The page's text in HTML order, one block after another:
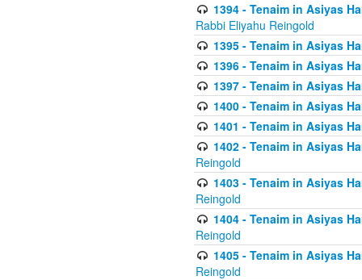
1394 - Tenaim in Asiyas
Rabbi Eliyahu Reingold
1395 - Tenaim in Asiyas
1396 - Tenaim in Asiyas
1397 - Tenaim in Asiyas
1400 - Tenaim in Asiyas
1401 - Tenaim in Asiyas
1402 - Tenaim in Asiyas
Reingold
1403 - Tenaim in Asiyas
Reingold
1404 - Tenaim in Asiyas
Reingold
1405 - Tenaim in Asiyas
Reingold